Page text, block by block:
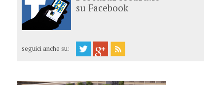
su Facebook
seguici anche su: